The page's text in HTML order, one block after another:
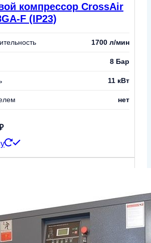
компрессор CrossAir
F (IP23)
1700 л/мин
8 Бар
11 кВт
нет